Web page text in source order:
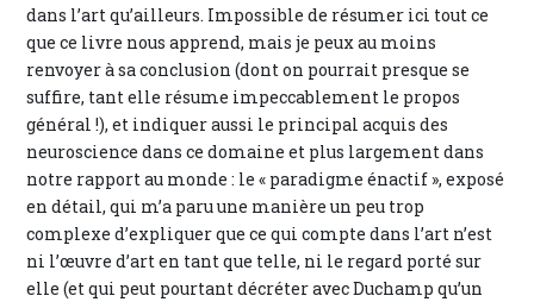
dans l’art qu’ailleurs. Impossible de résumer ici tout ce
que ce livre nous apprend, mais je peux au moins
renvoyer à sa conclusion (dont on pourrait presque se
suffire, tant elle résume impeccablement le propos
général !), et indiquer aussi le principal acquis des
neuroscience dans ce domaine et plus largement dans
notre rapport au monde : le « paradigme énactif », exposé
en détail, qui m’a paru une manière un peu trop
complexe d’expliquer que ce qui compte dans l’art n’est
ni l’œuvre d’art en tant que telle, ni le regard porté sur
elle (et qui peut pourtant décréter avec Duchamp qu’un